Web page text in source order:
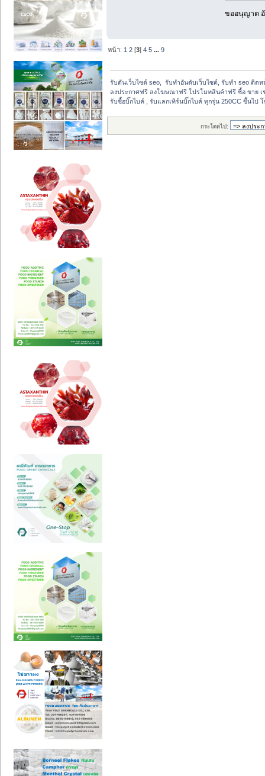
ขออนุญาต
หน้า: 1 2 [3]4 5 ...9
รับดันเว็บไซต์ seo,  รับทำอันดับเว็บไซต์, รับทำ seo ติดห
ลงประกาศฟรี ลงโฆษณาฟรี โปรโมทสินค้าฟรี ซื้อ ขาย เ
รับซื้อบิ๊กไบค์ , รับแลกเทิร์นบิ๊กไบค์ ทุกรุ่น 250CC ขึ้นไป โ
กระโดดไป: